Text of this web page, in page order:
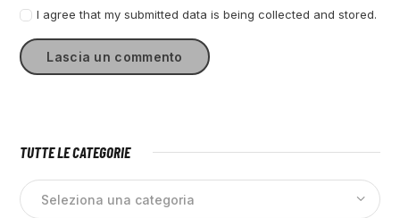
I agree that my submitted data is being collected and stored.
TUTTE LE CATEGORIE